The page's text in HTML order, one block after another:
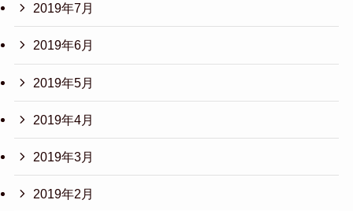
2019年7月
2019年6月
2019年5月
2019年4月
2019年3月
2019年2月